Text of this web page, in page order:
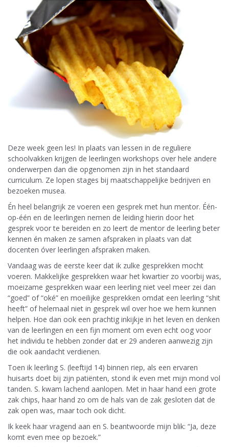
Deze week geen les! In plaats van lessen in de reguliere
schoolvakken krijgen de leerlingen workshops over hele andere
onderwerpen dan die opgenomen zijn in het standaard
curriculum. Ze lopen stages bij maatschappelijke bedrijven en
bezoeken musea.
Én heel belangrijk ze voeren een gesprek met hun mentor. Één-
op-één en de leerlingen nemen de leiding hierin door het
gesprek voor te bereiden en zo leert de mentor de leerling beter
kennen én maken ze samen afspraken in plaats van dat
docenten óver leerlingen afspraken maken.
Vandaag was de eerste keer dat ik zulke gesprekken mocht
voeren. Makkelijke gesprekken waar het kwartier zo voorbij was,
moeizame gesprekken waar een leerling niet veel meer zei dan
“goed” of “oké” en moeilijke gesprekken omdat een leerling “shit
heeft” of helemaal niet in gesprek wil over hoe we hem kunnen
helpen. Hoe dan ook een prachtig inkijkje in het leven en denken
van de leerlingen en een fijn moment om even echt oog voor
het individu te hebben zonder dat er 29 anderen aanwezig zijn
die ook aandacht verdienen.
Toen ik leerling S. (leeftijd 14) binnen riep, als een ervaren
huisarts doet bij zijn patiënten, stond ik even met mijn mond vol
tanden. S. kwam lachend aanlopen. Met in haar hand een grote
zak chips, haar hand zo om de hals van de zak gesloten dat de
zak open was, maar toch ook dicht.
Ik keek haar vragend aan en S. beantwoorde mijn blik: “Ja, deze
komt even mee op bezoek.”